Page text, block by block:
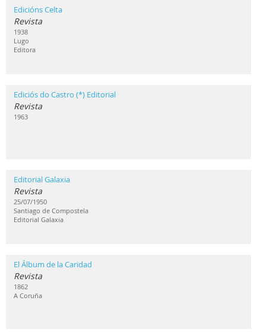
Edicións Celta
Revista
1938
Lugo
Editora
Ediciós do Castro (*) Editorial
Revista
1963
Editorial Galaxia
Revista
25/07/1950
Santiago de Compostela
Editorial Galaxia
El Álbum de la Caridad
Revista
1862
A Coruña